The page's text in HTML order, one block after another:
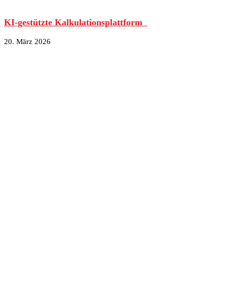
KI-gestützte Kalkulationsplattform
20. März 2026